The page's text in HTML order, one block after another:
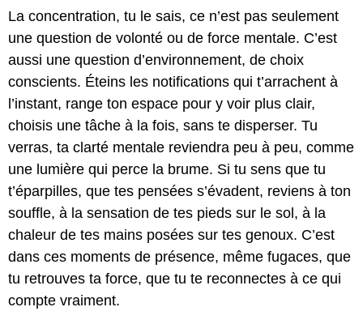
La concentration, tu le sais, ce n’est pas seulement
une question de volonté ou de force mentale. C’est
aussi une question d’environnement, de choix
conscients. Éteins les notifications qui t’arrachent à
l’instant, range ton espace pour y voir plus clair,
choisis une tâche à la fois, sans te disperser. Tu
verras, ta clarté mentale reviendra peu à peu, comme
une lumière qui perce la brume. Si tu sens que tu
t’éparpilles, que tes pensées s’évadent, reviens à ton
souffle, à la sensation de tes pieds sur le sol, à la
chaleur de tes mains posées sur tes genoux. C’est
dans ces moments de présence, même fugaces, que
tu retrouves ta force, que tu te reconnectes à ce qui
compte vraiment.